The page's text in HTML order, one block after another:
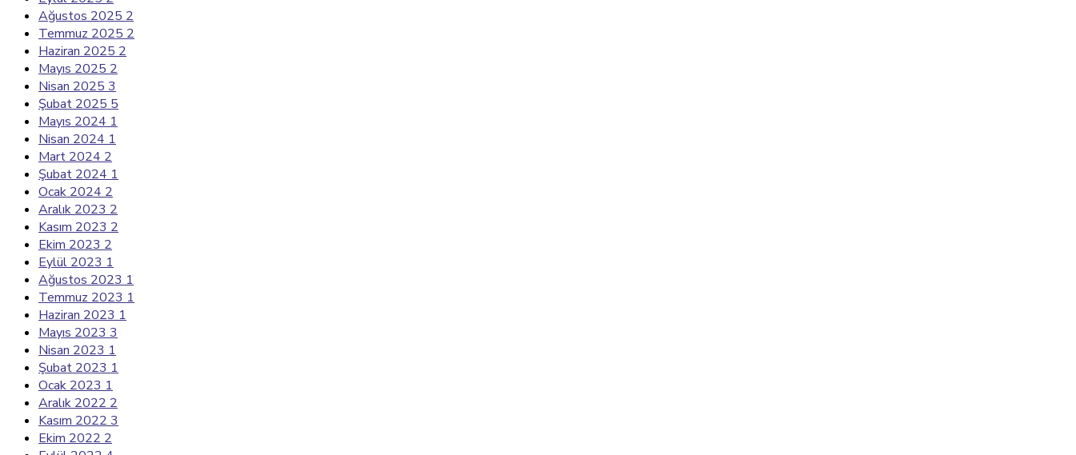
Ağustos 2025 2
Temmuz 2025 2
Haziran 2025 2
Mayıs 2025 2
Nisan 2025 3
Şubat 2025 5
Mayıs 2024 1
Nisan 2024 1
Mart 2024 2
Şubat 2024 1
Ocak 2024 2
Aralık 2023 2
Kasım 2023 2
Ekim 2023 2
Eylül 2023 1
Ağustos 2023 1
Temmuz 2023 1
Haziran 2023 1
Mayıs 2023 3
Nisan 2023 1
Şubat 2023 1
Ocak 2023 1
Aralık 2022 2
Kasım 2022 3
Ekim 2022 2